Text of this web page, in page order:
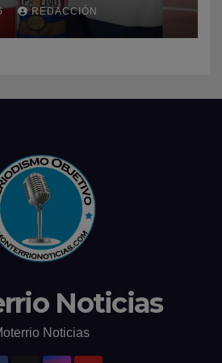
REDACCIÓN
Noticias
Noticias